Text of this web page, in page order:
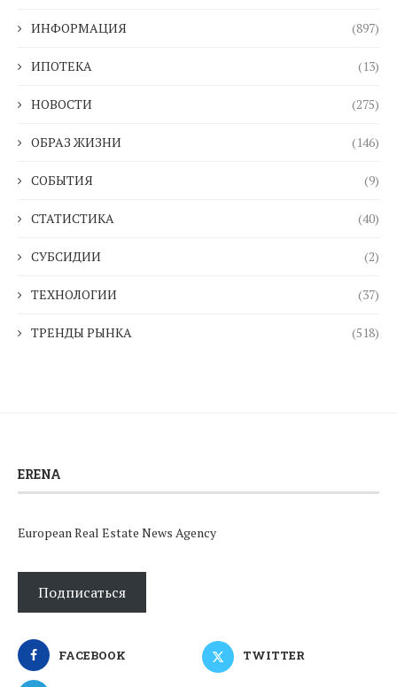
ИНФОРМАЦИЯ (897)
ИПОТЕКА (13)
НОВОСТИ (275)
ОБРАЗ ЖИЗНИ (146)
СОБЫТИЯ (9)
СТАТИСТИКА (40)
СУБСИДИИ (2)
ТЕХНОЛОГИИ (37)
ТРЕНДЫ РЫНКА (518)
ERENA
European Real Estate News Agency
Подписаться
FACEBOOK TWITTER